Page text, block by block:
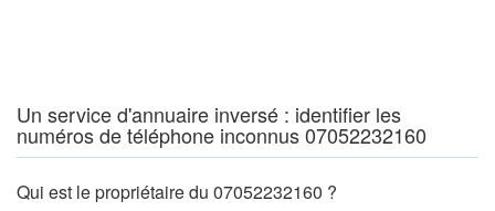
Un service d'annuaire inversé : identifier les
numéros de téléphone inconnus 07052232160
Qui est le propriétaire du 07052232160 ?